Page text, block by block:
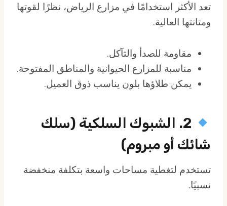
تعد الأكثر استخدامًا في مزارع الرياض، نظرًا لقوتها
ومتانتها العالية.
مقاومة للصدأ والتآكل.
مناسبة للمزارع الحيوانية والمناطق المفتوحة.
يمكن طلاؤها بلون يناسب ذوق العميل.
2. الشبوك السلكية (سلك
شائك أو مبروم)
تستخدم لتغطية مساحات واسعة بتكلفة منخفضة
نسبيًا.